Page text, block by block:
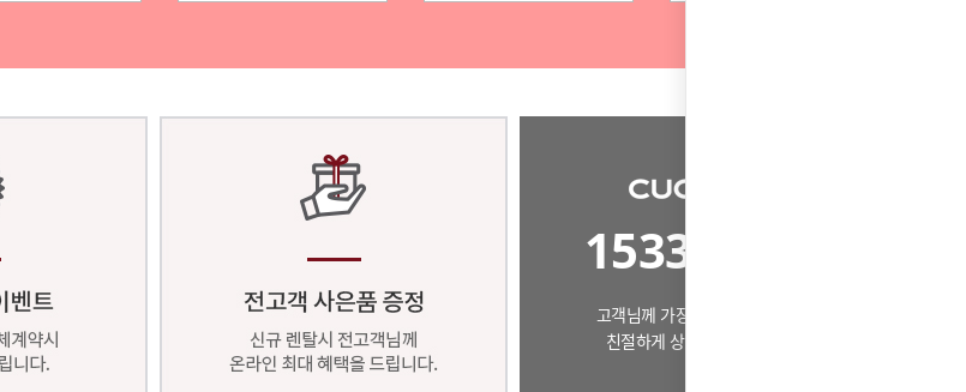
1533-7509
고객님께 가장 알맞은 제품으로
친절하게 상담드리겠습니다.